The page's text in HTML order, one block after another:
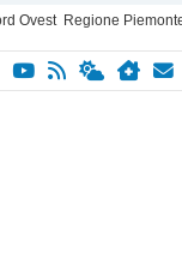
Ovest Regione